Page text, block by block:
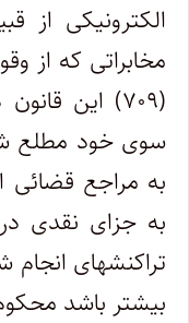
الکترونیکی از
(۷۰۹) این
سوی خود مطلع
به مراجع
به جزای نقدی
تراکنشهای
بیشتر باشد